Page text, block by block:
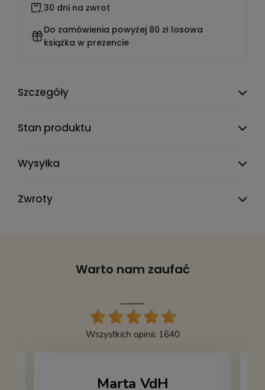
30 dni na zwrot
Do zamówienia powyżej 80 zł losowa
książka w prezencie
Szczegóły
Wydanie:
Wysokość:
kolorowe
Stan produktu
Wysyłka
Zwroty
Warto nam zaufać
Wszystkich opinii: 1640
Marta VdH